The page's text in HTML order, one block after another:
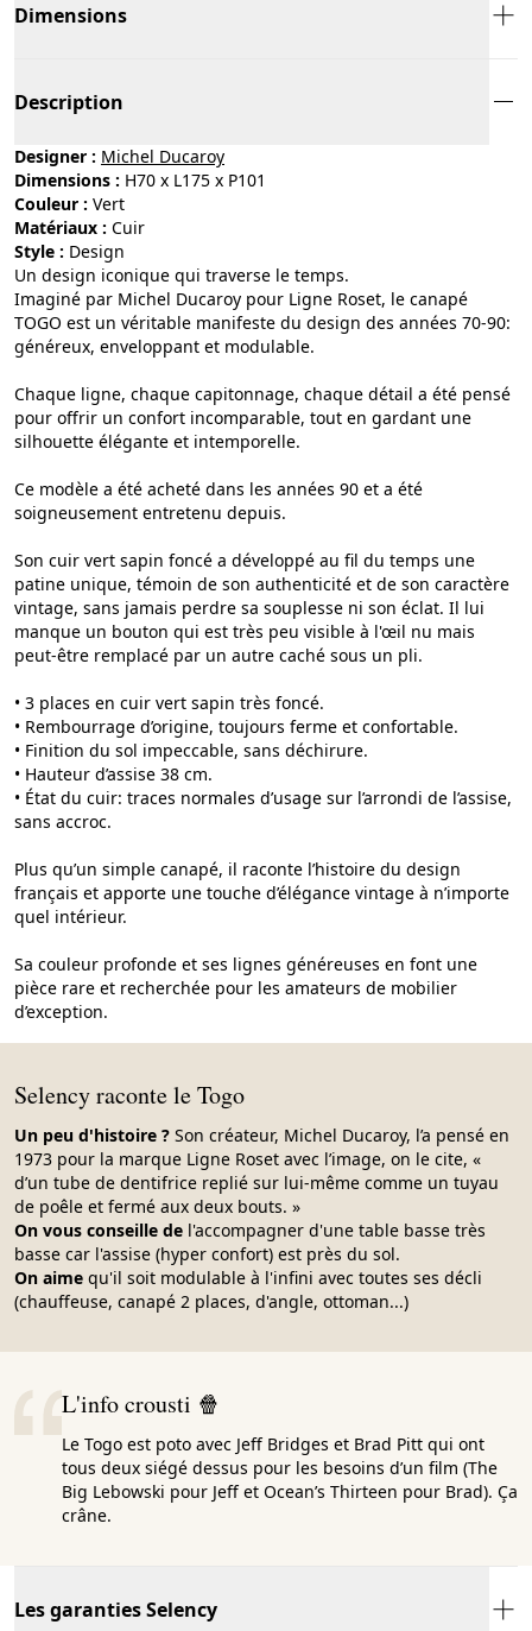
Dimensions
Description
Designer : Michel Ducaroy
Dimensions : H70 x L175 x P101
Couleur :
vert
Matériaux :
cuir
Style :
design
Un design iconique qui traverse le temps.
Imaginé par Michel Ducaroy pour Ligne Roset, le canapé
TOGO est un véritable manifeste du design des années 70-90:
généreux, enveloppant et modulable.
Chaque ligne, chaque capitonnage, chaque détail a été pensé
pour offrir un confort incomparable, tout en gardant une
silhouette élégante et intemporelle.
Ce modèle a été acheté dans les années 90 et a été
soigneusement entretenu depuis.
Son cuir vert sapin foncé a développé au fil du temps une
patine unique, témoin de son authenticité et de son caractère
vintage, sans jamais perdre sa souplesse ni son éclat. Il lui
manque un bouton qui est très peu visible à l'œil nu mais
peut-être remplacé par un autre caché sous un pli.
• 3 places en cuir vert sapin très foncé.
• Rembourrage d’origine, toujours ferme et confortable.
• Finition du sol impeccable, sans déchirure.
• Hauteur d’assise 38 cm.
• État du cuir: traces normales d’usage sur l’arrondi de l’assise,
sans accroc.
Plus qu’un simple canapé, il raconte l’histoire du design
français et apporte une touche d’élégance vintage à n’importe
quel intérieur.
Sa couleur profonde et ses lignes généreuses en font une
pièce rare et recherchée pour les amateurs de mobilier
d’exception.
Selency raconte le Togo
Un peu d'histoire ? Son créateur, Michel Ducaroy, l’a pensé en
1973 pour la marque Ligne Roset avec l’image, on le cite, «
d’un tube de dentifrice replié sur lui-même comme un tuyau
de poêle et fermé aux deux bouts. »
On vous conseille de l'accompagner d'une table basse très
basse car l'assise (hyper confort) est près du sol.
On aime qu'il soit modulable à l'infini avec toutes ses décli
(chauffeuse, canapé 2 places, d'angle, ottoman...)
L'info crousti 🍿
Le Togo est poto avec Jeff Bridges et Brad Pitt qui ont
tous deux siégé dessus pour les besoins d’un film (The
Big Lebowski pour Jeff et Ocean’s Thirteen pour Brad). Ça
crâne.
Les garanties Selency